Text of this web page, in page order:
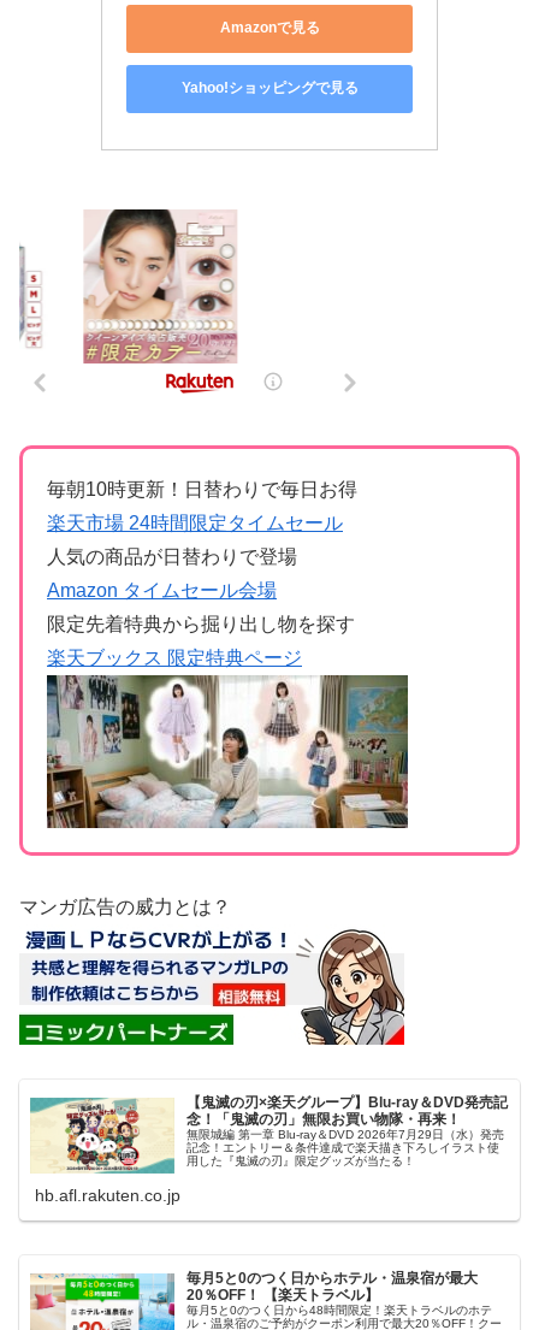
Amazonで見る
Yahoo!ショッピングで見る
毎朝10時更新！日替わりで毎日お得
楽天市場 24時間限定タイムセール
人気の商品が日替わりで登場
Amazon タイムセール会場
限定先着特典から掘り出し物を探す
楽天ブックス 限定特典ページ
マンガ広告の威力とは？
【鬼滅の刃×楽天グループ】Blu-ray＆DVD発売記
念！「鬼滅の刃」無限お買い物隊・再来！
無限城編 第一章 Blu-ray＆DVD 2026年7月29日（水）発売
記念！エントリー＆条件達成で楽天描き下ろしイラスト使
用した『鬼滅の刃』限定グッズが当たる！
hb.afl.rakuten.co.jp
毎月5と0のつく日からホテル・温泉宿が最大
20％OFF！ 【楽天トラベル】
毎月5と0のつく日から48時間限定！楽天トラベルのホテ
ル・温泉宿のご予約がクーポン利用で最大20％OFF！クー